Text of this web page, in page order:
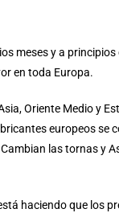
meses ya principios
en toda Europa.
Oriente Medio y
europeos se
las tornas y
haciendo que los